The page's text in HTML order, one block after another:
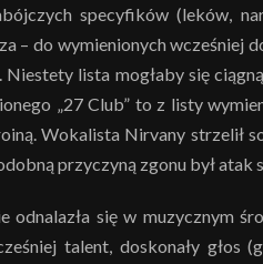
specyfików (leków,
– do wymienionych wcześniej
Niestety lista mogłaby się
„27 Club” to z listy
Wokalista Nirvany strzelił
przyczyną zgonu był atak
odnalazła się w muzycznym
talent, doskonały głos